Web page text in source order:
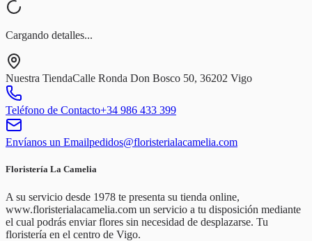
Cargando detalles...
Nuestra TiendaCalle Ronda Don Bosco 50, 36202 Vigo
Teléfono de Contacto+34 986 433 399
Envíanos un Emailpedidos@floristerialacamelia.com
Floristería La Camelia
A su servicio desde 1978 te presenta su tienda online,
www.floristerialacamelia.com un servicio a tu disposición mediante
el cual podrás enviar flores sin necesidad de desplazarse. Tu
floristería en el centro de Vigo.